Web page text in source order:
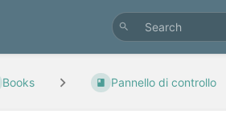
Books Pannello di controllo